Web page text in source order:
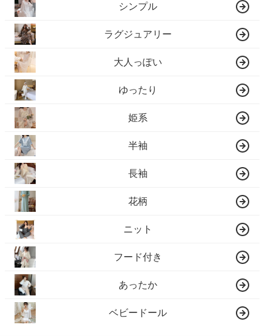
シンプル
ラグジュアリー
大人っぽい
ゆったり
姫系
半袖
長袖
花柄
ニット
フード付き
あったか
ベビードール